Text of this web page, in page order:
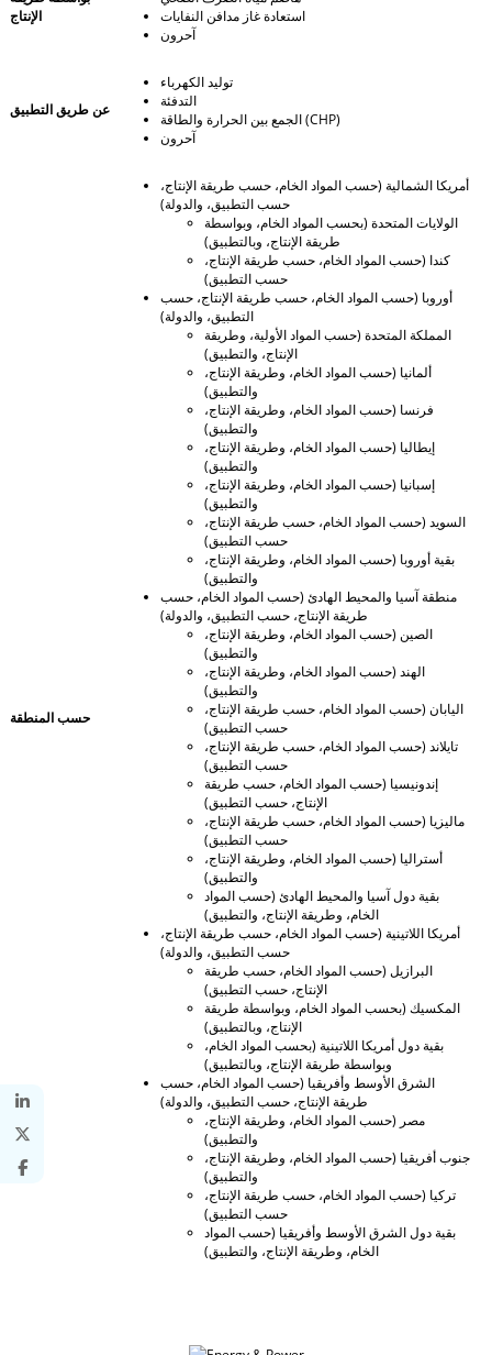
الإنتاج
استعادة غاز مدافن النفايات
آحرون
عن طريق التطبيق
توليد الكهرباء
التدفئة
الجمع بين الحرارة والطاقة (CHP)
آحرون
حسب المنطقة
أمريكا الشمالية (حسب المواد الخام، حسب طريقة الإنتاج،
حسب التطبيق، والدولة)
الولايات المتحدة (بحسب المواد الخام، وبواسطة
طريقة الإنتاج، وبالتطبيق)
كندا (حسب المواد الخام، حسب طريقة الإنتاج،
حسب التطبيق)
أوروبا (حسب المواد الخام، حسب طريقة الإنتاج، حسب
التطبيق، والدولة)
المملكة المتحدة (حسب المواد الأولية، وطريقة
الإنتاج، والتطبيق)
ألمانيا (حسب المواد الخام، وطريقة الإنتاج،
والتطبيق)
فرنسا (حسب المواد الخام، وطريقة الإنتاج،
والتطبيق)
إيطاليا (حسب المواد الخام، وطريقة الإنتاج،
والتطبيق)
إسبانيا (حسب المواد الخام، وطريقة الإنتاج،
والتطبيق)
السويد (حسب المواد الخام، حسب طريقة الإنتاج،
حسب التطبيق)
بقية أوروبا (حسب المواد الخام، وطريقة الإنتاج،
والتطبيق)
منطقة آسيا والمحيط الهادئ (حسب المواد الخام، حسب
طريقة الإنتاج، حسب التطبيق، والدولة)
الصين (حسب المواد الخام، وطريقة الإنتاج،
والتطبيق)
الهند (حسب المواد الخام، وطريقة الإنتاج،
والتطبيق)
اليابان (حسب المواد الخام، حسب طريقة الإنتاج،
حسب التطبيق)
تايلاند (حسب المواد الخام، حسب طريقة الإنتاج،
حسب التطبيق)
إندونيسيا (حسب المواد الخام، حسب طريقة
الإنتاج، حسب التطبيق)
ماليزيا (حسب المواد الخام، حسب طريقة الإنتاج،
حسب التطبيق)
أستراليا (حسب المواد الخام، وطريقة الإنتاج،
والتطبيق)
بقية دول آسيا والمحيط الهادئ (حسب المواد
الخام، وطريقة الإنتاج، والتطبيق)
أمريكا اللاتينية (حسب المواد الخام، حسب طريقة الإنتاج،
حسب التطبيق، والدولة)
البرازيل (حسب المواد الخام، حسب طريقة
الإنتاج، حسب التطبيق)
المكسيك (بحسب المواد الخام، وبواسطة طريقة
الإنتاج، وبالتطبيق)
بقية دول أمريكا اللاتينية (بحسب المواد الخام،
وبواسطة طريقة الإنتاج، وبالتطبيق)
الشرق الأوسط وأفريقيا (حسب المواد الخام، حسب
طريقة الإنتاج، حسب التطبيق، والدولة)
مصر (حسب المواد الخام، وطريقة الإنتاج،
والتطبيق)
جنوب أفريقيا (حسب المواد الخام، وطريقة الإنتاج،
والتطبيق)
تركيا (حسب المواد الخام، حسب طريقة الإنتاج،
حسب التطبيق)
بقية دول الشرق الأوسط وأفريقيا (حسب المواد
الخام، وطريقة الإنتاج، والتطبيق)